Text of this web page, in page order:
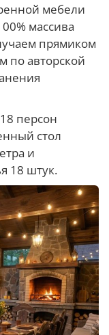
мебели
массива
прямиком
по авторской
персон
стол
и
18 штук.